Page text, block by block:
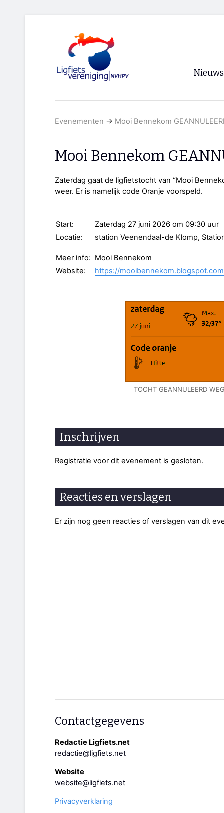
Nieuws
RSS
Evenementen → Mooi Bennekom
Mooi Bennekom
Zaterdag gaat de ligfietstocht van “Mooi
weer. Er is namelijk code Oranje voorspeld.
Start:
Zaterdag 27 juni 2026 om 09:30 uur
Locatie:
station Veenendaal-de Klomp,
Meer info: Mooi Bennekom
Website:
https://
TOCHT GEANNULEERD
Inschrijven
Registratie voor dit evenement is gesloten.
Reacties en verslagen
Er zijn nog geen reacties of verslagen van dit
Contactgegevens
Redactie Ligfiets.net
redactie@ligfiets.net
Website
website@ligfiets.net
Privacyverklaring